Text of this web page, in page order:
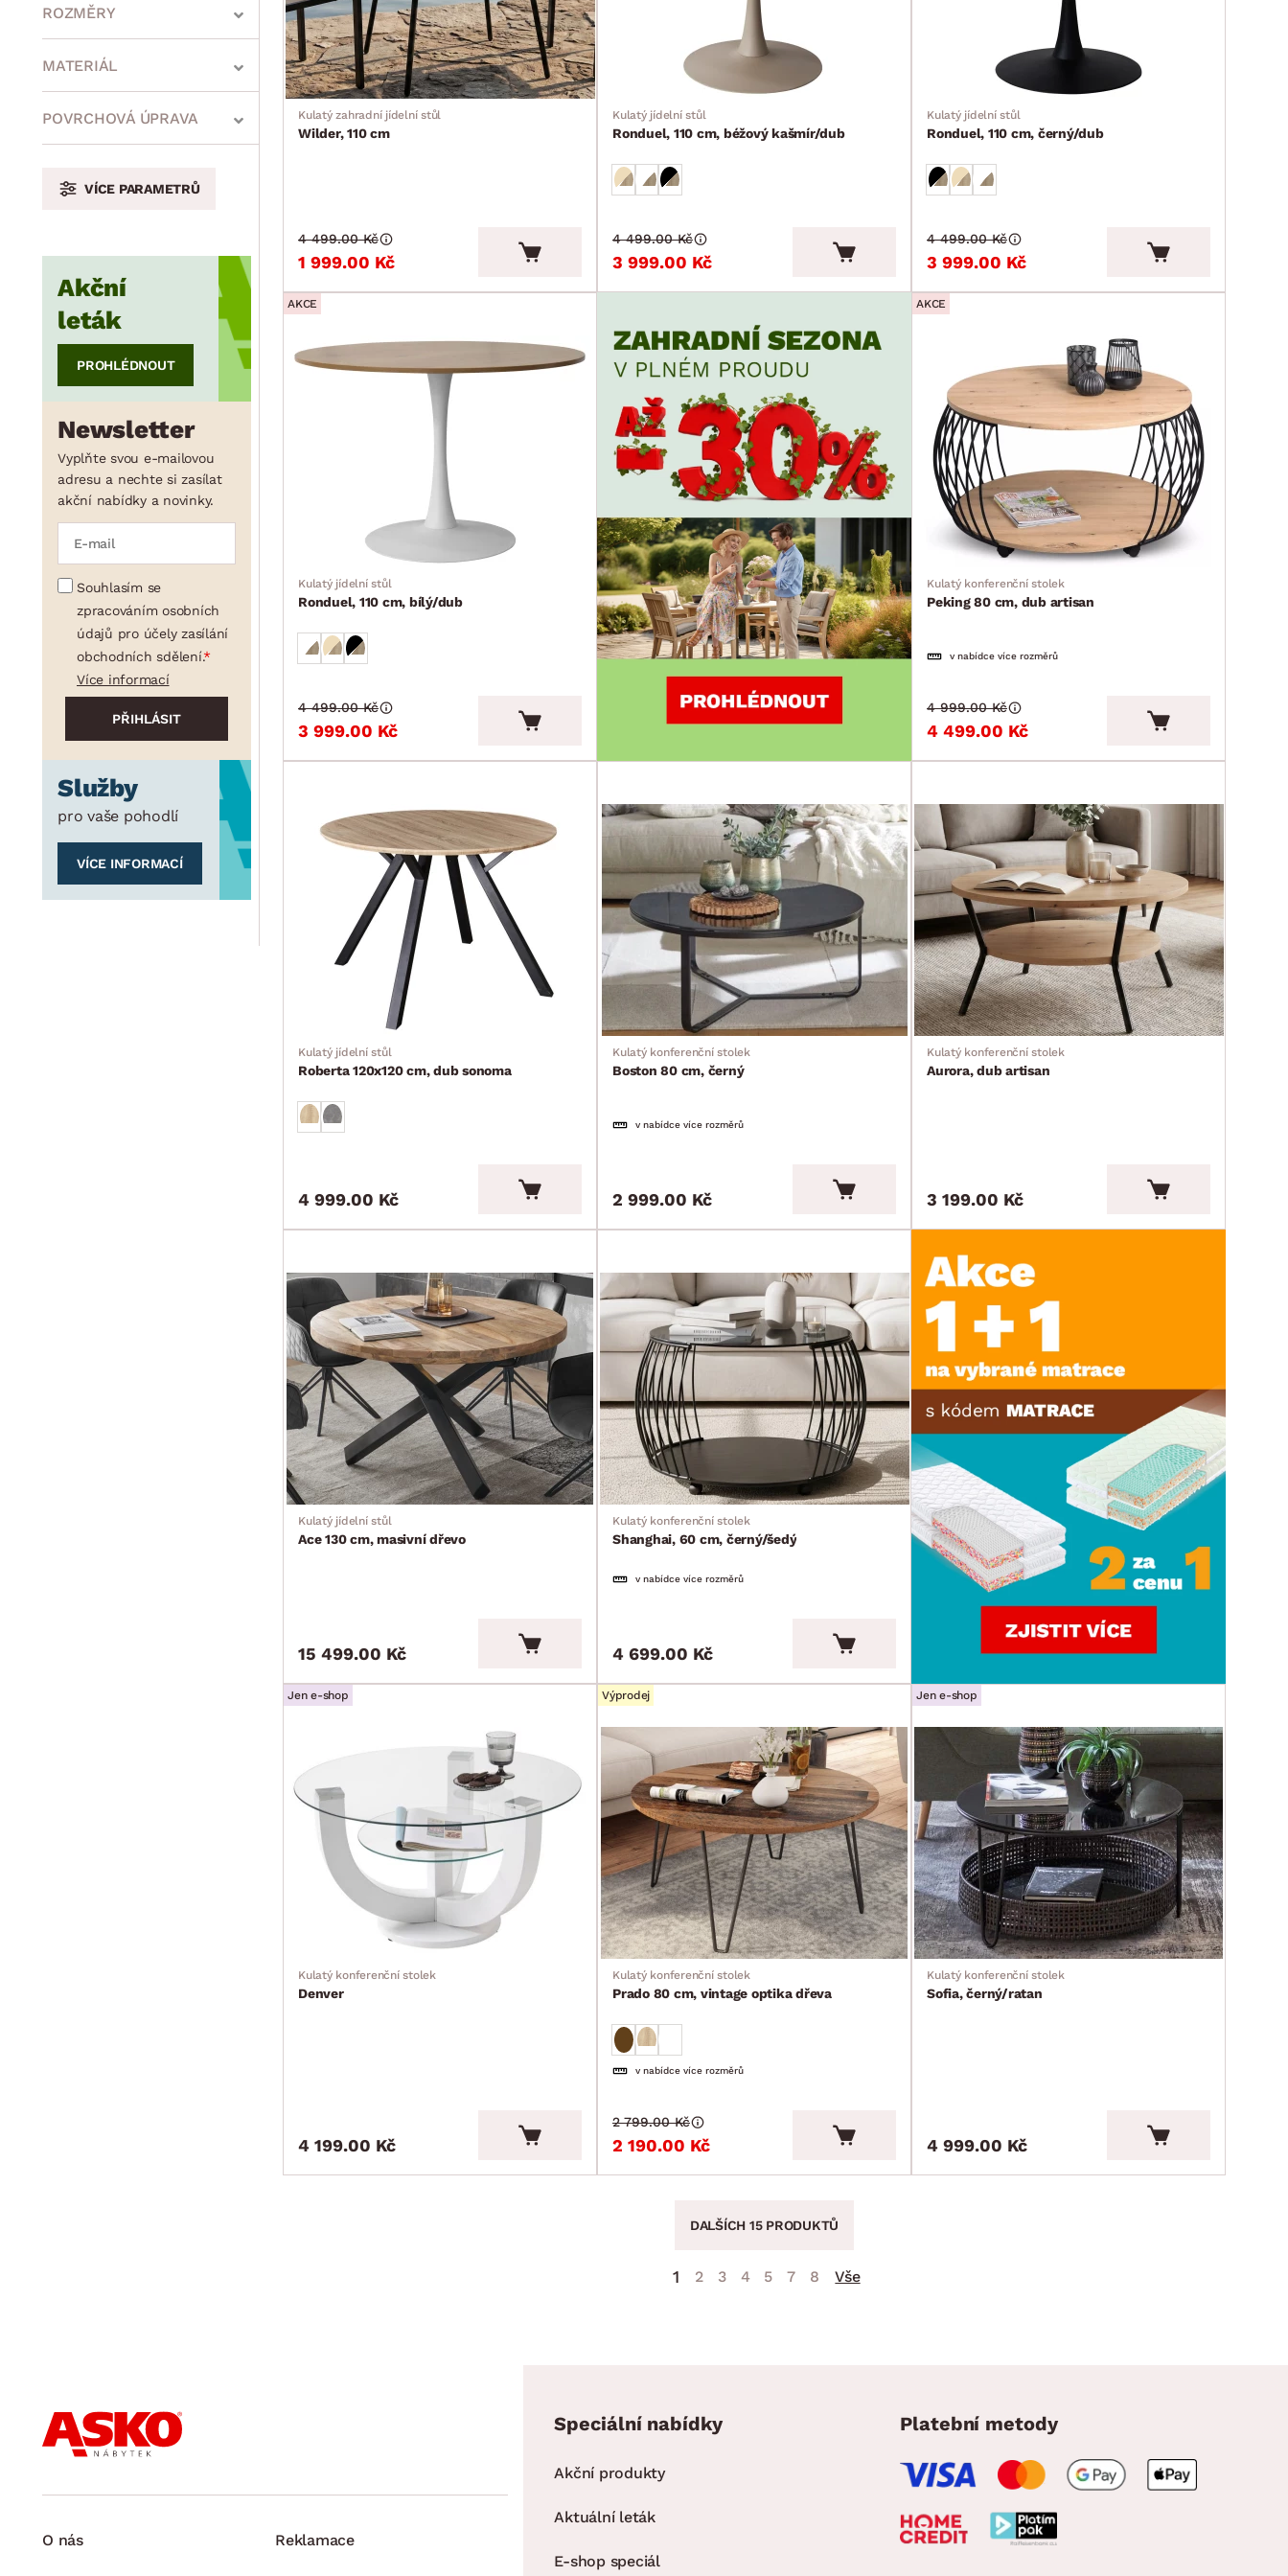
ROZMĚRY
min. cm max.
min. cm max.
min. cm cm
MATERIÁL
POVRCHOVÁ ÚPRAVA
VÍCE PARAMETRŮ
Akční
leták
PROHLÉDNOUT
Newsletter
Vyplňte svou e-mailovou
adresu a nechte si zasílat
akční nabídky a novinky.
Souhlasím se
zpracováním osobních
údajů pro účely zasílání
obchodních sdělení.
Více informací
Služby
pro vaše pohodlí
VÍCE INFORMACÍ
Kulatý zahradní jídelní stůl
Wilder, 110 cm
1 999.00 Kč
4 499.00 Kč
Kulatý jídelní stůl
Ronduel, 110 cm, béžový kašmír/dub
3 999.00 Kč
4 499.00 Kč
Kulatý jídelní stůl
Ronduel, 110 cm, černý/dub
3 999.00 Kč
4 499.00 Kč
AKCE
Kulatý jídelní stůl
Ronduel, 110 cm, bílý/dub
3 999.00 Kč
4 499.00 Kč
AKCE
Kulatý konferenční stolek
Peking 80 cm, dub artisan
v nabídce více rozměrů
4 499.00 Kč
4 999.00 Kč
Kulatý jídelní stůl
Roberta 120x120 cm, dub sonoma
4 999.00 Kč
Kulatý konferenční stolek
Boston 80 cm, černý
v nabídce více rozměrů
2 999.00 Kč
Kulatý konferenční stolek
Aurora, dub artisan
3 199.00 Kč
Kulatý jídelní stůl
Ace 130 cm, masivní dřevo
15 499.00 Kč
Kulatý konferenční stolek
Shanghai, 60 cm, černý/šedý
v nabídce více rozměrů
4 699.00 Kč
Jen e-shop
Kulatý konferenční stolek
Denver
4 199.00 Kč
Výprodej
Kulatý konferenční stolek
Prado 80 cm, vintage optika dřeva
v nabídce více rozměrů
2 190.00 Kč
2 799.00 Kč
Jen e-shop
Kulatý konferenční stolek
Sofia, černý/ratan
4 999.00 Kč
DALŠÍCH 15 PRODUKTŮ
1 2 3 4 5 7 8 Vše
O nás Reklamace
Speciální nabídky
Akční produkty
Aktuální leták
E-shop speciál
Platební metody